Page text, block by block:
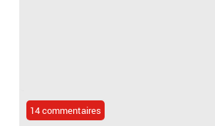
14 commentaires